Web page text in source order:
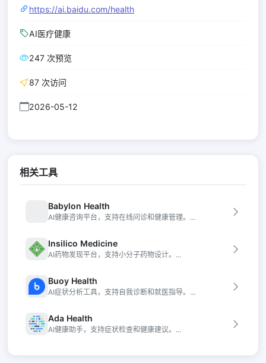
https://ai.baidu.com/health
AI医疗健康
247 次预览
87 次访问
2026-05-12
相关工具
Babylon Health
AI健康咨询平台，支持在线问诊和健康管理。...
Insilico Medicine
AI药物发现平台，支持小分子药物设计。...
Buoy Health
AI症状分析工具，支持自我诊断和就医指导。...
Ada Health
AI健康助手，支持症状检查和健康建议。...